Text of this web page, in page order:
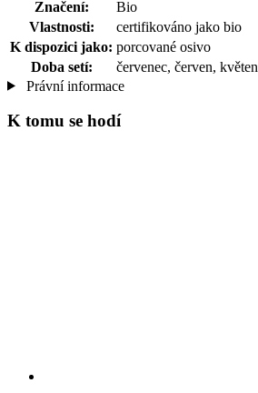
Značení:
Bio
Vlastnosti:
certifikováno jako bio
K dispozici jako: porcované osivo
Doba setí:
červenec, červen, květen
Právní informace
K tomu se hodí